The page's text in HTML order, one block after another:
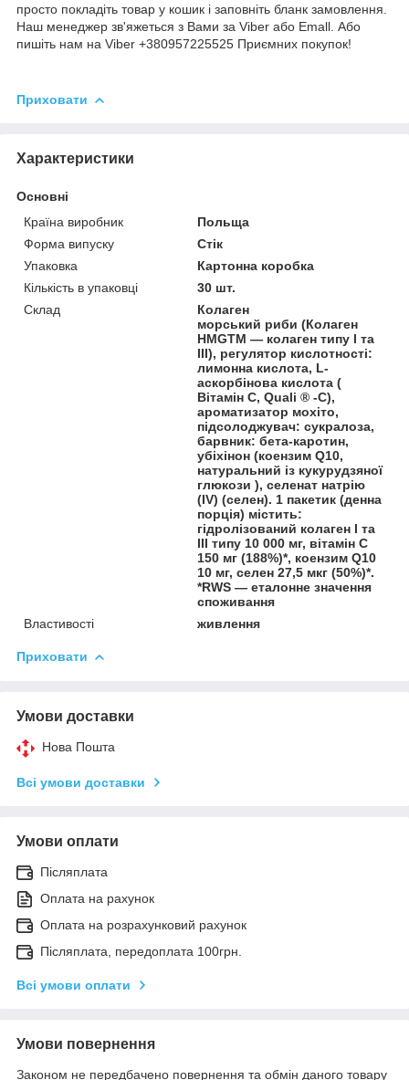
просто покладіть товар у кошик і заповніть бланк замовлення.
Наш менеджер зв'яжеться з Вами за Viber або Emall. Або
пишіть нам на Viber +380957225525 Приємних покупок!
Приховати
Характеристики
Основні
Країна виробник
Польща
Форма випуску
Стік
Упаковка
Картонна коробка
Кількість в упаковці
30 шт.
Склад
Колаген
морський риби (Колаген
HMGTM — колаген типу I та
III), регулятор кислотності:
лимонна кислота, L-
аскорбінова кислота (
Вітамін С, Quali ® -C),
ароматизатор мохіто,
підсолоджувач: сукралоза,
барвник: бета-каротин,
убіхінон (коензим Q10,
натуральний із кукурудзяної
глюкози ), селенат натрію
(IV) (селен). 1 пакетик (денна
порція) містить:
гідролізований колаген I та
III типу 10 000 мг, вітамін С
150 мг (188%)*, коензим Q10
10 мг, селен 27,5 мкг (50%)*.
*RWS — еталонне значення
споживання
Властивості
живлення
Приховати
Умови доставки
Нова Пошта
Всі умови доставки
Умови оплати
Післяплата
Оплата на рахунок
Оплата на розрахунковий рахунок
Післяплата, передоплата 100грн.
Всі умови оплати
Умови повернення
Законом не передбачено повернення та обмін даного товару